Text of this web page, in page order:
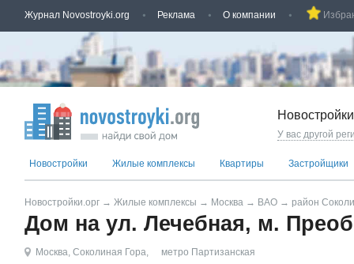
Журнал Novostroyki.org Реклама О компании
У вас другой
Новостройки Жилые комплексы Квартиры Застройщики
Новостройки.орг → Жилые комплексы → Москва → ВАО → район
Дом на ул. Лечебная, м.
Москва, Соколиная Гора, метро Партизанская